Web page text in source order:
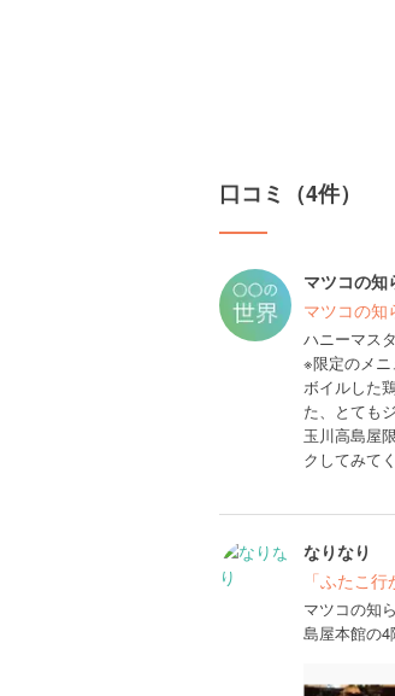
口コミ（4件）
マツコの知
マツコの知
ハニーマス
※限定のメニ
ボイルした
た、とても
玉川高島屋
クしてみて
なりなり
「ふたこ
マツコの知
島屋本館の4